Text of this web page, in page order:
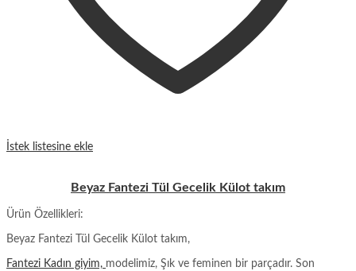
İstek listesine ekle
Beyaz Fantezi Tül Gecelik Külot takım
Ürün Özellikleri:
Beyaz Fantezi Tül Gecelik Külot takım,
Fantezi Kadın giyim, modelimiz, Şık ve feminen bir parçadır. Son